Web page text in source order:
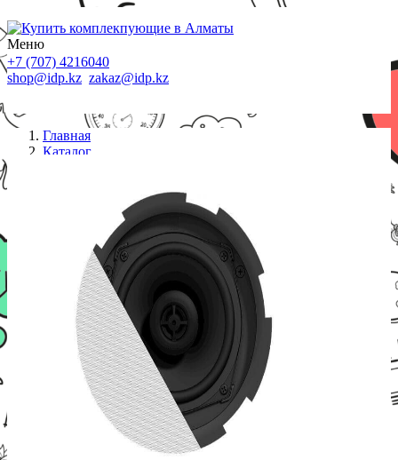
Меню
+7 (707) 4216040
shop@idp.kz zakaz@idp.kz
Главная
Каталог